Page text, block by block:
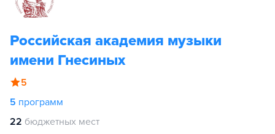
Российская академия музыки
имени Гнесиных
5
5 программ
22 бюджетных мест